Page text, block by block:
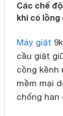
Các chế
khi có lồng
Máy giặt
cầu giặt
cồng kềnh
mềm mại
chống han